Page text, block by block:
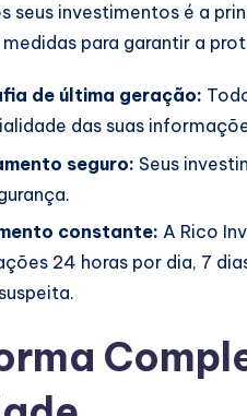
seus investimentos é a
medidas para garantir a
de última geração:
das suas
seguro: Seus
constante: A Rico
24 horas por dia, 7